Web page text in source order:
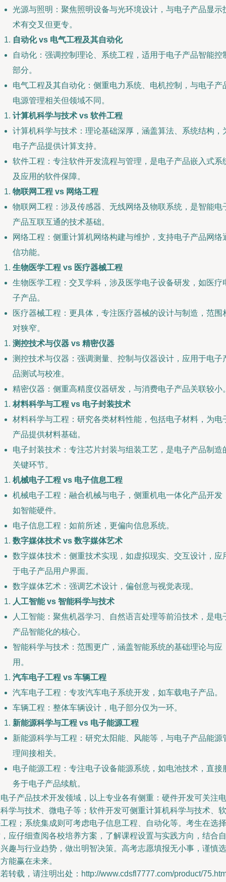
光源与照明：聚焦照明设备与光环境设计，与电子产品显示
术有交叉但更专。
自动化 vs 电气工程及其自动化
自动化：强调控制理论、系统工程，适用于电子产品智能控
部分。
电气工程及其自动化：侧重电力系统、电机控制，与电子产
电源管理相关但领域不同。
计算机科学与技术 vs 软件工程
计算机科学与技术：理论基础深厚，涵盖算法、系统结构，
电子产品提供计算支持。
软件工程：专注软件开发流程与管理，是电子产品嵌入式系
及应用的软件保障。
物联网工程 vs 网络工程
物联网工程：涉及传感器、无线网络及物联系统，是智能电
产品互联互通的技术基础。
网络工程：侧重计算机网络构建与维护，支持电子产品网络
信功能。
生物医学工程 vs 医疗器械工程
生物医学工程：交叉学科，涉及医学电子设备研发，如医疗
子产品。
医疗器械工程：更具体，专注医疗器械的设计与制造，范围
对狭窄。
测控技术与仪器 vs 精密仪器
测控技术与仪器：强调测量、控制与仪器设计，应用于电子
品测试与校准。
精密仪器：侧重高精度仪器研发，与消费电子产品关联较小
材料科学与工程 vs 电子封装技术
材料科学与工程：研究各类材料性能，包括电子材料，为电
产品提供材料基础。
电子封装技术：专注芯片封装与组装工艺，是电子产品制造
关键环节。
机械电子工程 vs 电子信息工程
机械电子工程：融合机械与电子，侧重机电一体化产品开发
如智能硬件。
电子信息工程：如前所述，更偏向信息系统。
数字媒体技术 vs 数字媒体艺术
数字媒体技术：侧重技术实现，如虚拟现实、交互设计，应
于电子产品用户界面。
数字媒体艺术：强调艺术设计，偏创意与视觉表现。
人工智能 vs 智能科学与技术
人工智能：聚焦机器学习、自然语言处理等前沿技术，是电
产品智能化的核心。
智能科学与技术：范围更广，涵盖智能系统的基础理论与应
用。
汽车电子工程 vs 车辆工程
汽车电子工程：专攻汽车电子系统开发，如车载电子产品。
车辆工程：整体车辆设计，电子部分仅为一环。
新能源科学与工程 vs 电子能源工程
新能源科学与工程：研究太阳能、风能等，与电子产品能源
理间接相关。
电子能源工程：专注电子设备能源系统，如电池技术，直接
务于电子产品续航。
子产品技术开发领域，以上专业各有侧重：硬件开发可关注电
学与技术、微电子等；软件开发可侧重计算机科学与技术、软
程；系统集成则可考虑电子信息工程、自动化等。考生在选择
应仔细查阅各校培养方案，了解课程设置与实践方向，结合自
趣与行业趋势，做出明智决策。高考志愿填报无小事，谨慎选
能赢在未来。
转载，请注明出处：http://www.cdsfl7777.com/product/